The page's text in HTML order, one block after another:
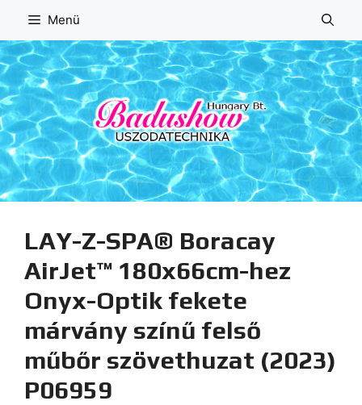
tartalomba
Menü
LAY-Z-SPA® Boracay
AirJet™ 180x66cm-hez
Onyx-Optik fekete
márvány színű felső
műbőr szövethuzat (2023)
P06959